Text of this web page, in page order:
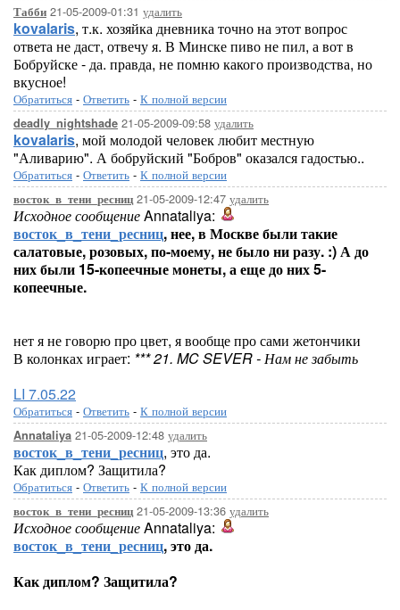
Табби 21-05-2009-01:31 удалить
kovalaris, т.к. хозяйка дневника точно на этот вопрос
ответа не даст, отвечу я. В Минске пиво не пил, а вот в
Бобруйске - да. правда, не помню какого производства, но
вкусное!
Обратиться - Ответить - К полной версии
deadly_nightshade 21-05-2009-09:58 удалить
kovalaris, мой молодой человек любит местную
"Аливарию". А бобруйский "Бобров" оказался гадостью..
Обратиться - Ответить - К полной версии
восток_в_тени_ресниц 21-05-2009-12:47 удалить
Исходное сообщениеAnnataliya:
восток_в_тени_ресниц, нее, в Москве были такие
салатовые, розовых, по-моему, не было ни разу. :) А до
них были 15-копеечные монеты, а еще до них 5-
копеечные.
нет я не говорю про цвет, я вообще про сами жетончики
В колонках играет: *** 21. MC SEVER - Нам не забыть
LI 7.05.22
Обратиться - Ответить - К полной версии
Annataliya 21-05-2009-12:48 удалить
восток_в_тени_ресниц, это да.
Как диплом? Защитила?
Обратиться - Ответить - К полной версии
восток_в_тени_ресниц 21-05-2009-13:36 удалить
Исходное сообщениеAnnataliya:
восток_в_тени_ресниц, это да.
Как диплом? Защитила?